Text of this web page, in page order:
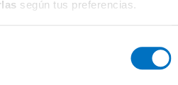
según tus preferencias.